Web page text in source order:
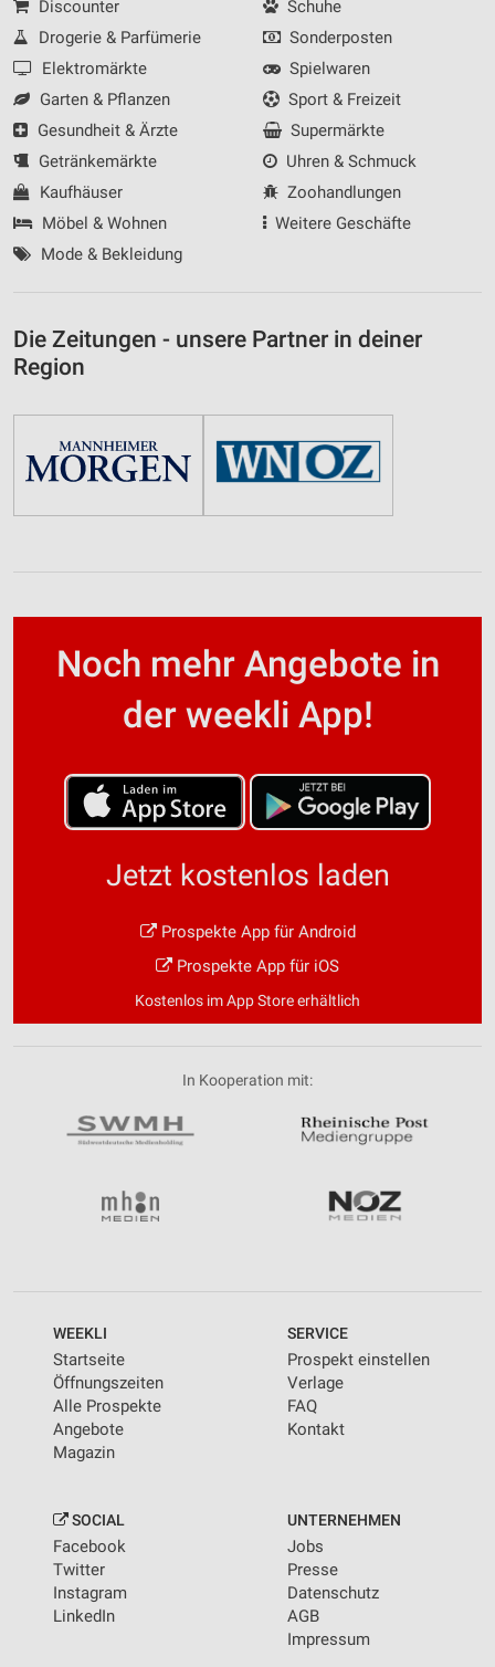
Discounter
Drogerie & Parfümerie
Elektromärkte
Garten & Pflanzen
Gesundheit & Ärzte
Getränkemärkte
Kaufhäuser
Möbel & Wohnen
Mode & Bekleidung
Schuhe
Sonderposten
Spielwaren
Sport & Freizeit
Supermärkte
Uhren & Schmuck
Zoohandlungen
Weitere Geschäfte
Die Zeitungen - unsere Partner in deiner
Region
Noch mehr Angebote in
der weekli App!
Jetzt kostenlos laden
Prospekte App für Android
Prospekte App für iOS
Kostenlos im App Store erhältlich
In Kooperation mit:
WEEKLI
Startseite
Öffnungszeiten
Alle Prospekte
Angebote
Magazin
SERVICE
Prospekt einstellen
Verlage
FAQ
Kontakt
SOCIAL
Facebook
Twitter
Instagram
LinkedIn
UNTERNEHMEN
Jobs
Presse
Datenschutz
AGB
Impressum